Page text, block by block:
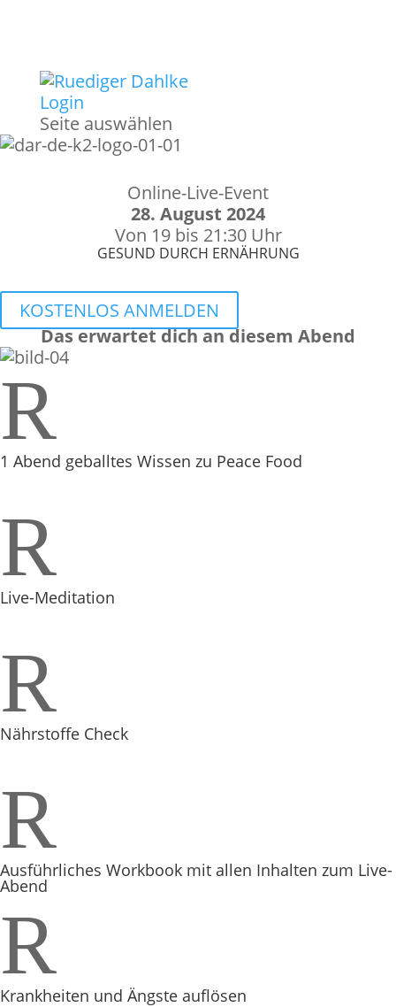
Login
Seite auswählen
Online-Live-Event
28. August 2024
Von 19 bis 21:30 Uhr
GESUND DURCH ERNÄHRUNG
KOSTENLOS ANMELDEN
Das erwartet dich an diesem Abend
R
1 Abend geballtes Wissen zu Peace Food
R
Live-Meditation
R
Nährstoffe Check
R
Ausführliches Workbook mit allen Inhalten zum Live-
Abend
R
Krankheiten und Ängste auflösen